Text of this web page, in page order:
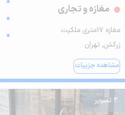
مغازه و تجاری
مغازه ۱۷متری ملکیت
زرکش, تهران
مشاهده جزییات
2 تصویر